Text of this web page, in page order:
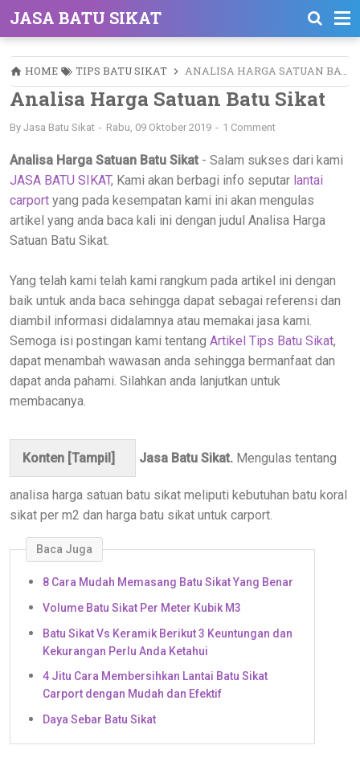
JASA BATU SIKAT
HOME TIPS BATU SIKAT ANALISA HARGA SATUAN BATU SIKAT
Analisa Harga Satuan Batu Sikat
By Jasa Batu Sikat Rabu, 09 Oktober 2019 1 Comment
Analisa Harga Satuan Batu Sikat - Salam sukses dari kami
JASA BATU SIKAT, Kami akan berbagi info seputar lantai
carport yang pada kesempatan kami ini akan mengulas
artikel yang anda baca kali ini dengan judul Analisa Harga
Satuan Batu Sikat.
Yang telah kami telah kami rangkum pada artikel ini dengan
baik untuk anda baca sehingga dapat sebagai referensi dan
diambil informasi didalamnya atau memakai jasa kami.
Semoga isi postingan kami tentang Artikel Tips Batu Sikat,
dapat menambah wawasan anda sehingga bermanfaat dan
dapat anda pahami. Silahkan anda lanjutkan untuk
membacanya.
Konten [Tampil] Jasa Batu Sikat. Mengulas tentang
analisa harga satuan batu sikat meliputi kebutuhan batu koral
sikat per m2 dan harga batu sikat untuk carport.
Baca Juga
8 Cara Mudah Memasang Batu Sikat Yang Benar
Volume Batu Sikat Per Meter Kubik M3
Batu Sikat Vs Keramik Berikut 3 Keuntungan dan
Kekurangan Perlu Anda Ketahui
4 Jitu Cara Membersihkan Lantai Batu Sikat
Carport dengan Mudah dan Efektif
Daya Sebar Batu Sikat